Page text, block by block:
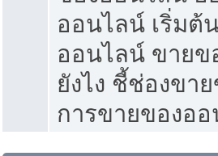
ออนไลน์ เริ่มต้
ออนไลน์ ขายข
ยังไง ชี้ช่องขา
การขายของอ